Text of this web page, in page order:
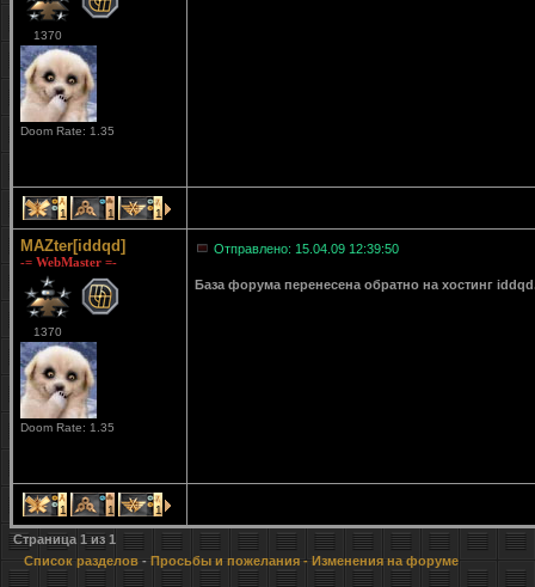
1370
Doom Rate: 1.35
1 1 1
MAZter[iddqd]
-= WebMaster =-
1370
Doom Rate: 1.35
Отправлено: 15.04.09 12:39:50
База форума перенесена обратно на хостинг
1 1 1
Страница 1из 1
Список разделов - Просьбы и пожелания - Изменения на форуме